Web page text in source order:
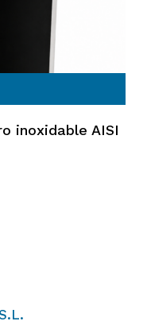
inoxidable AISI